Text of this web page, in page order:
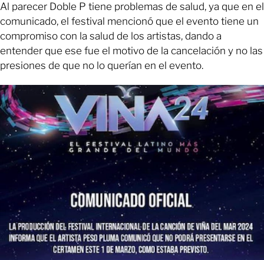
Al parecer Doble P tiene problemas de salud, ya que en el
comunicado, el festival mencionó que el evento tiene un
compromiso con la salud de los artistas, dando a
entender que ese fue el motivo de la cancelación y no las
presiones de que no lo querían en el evento.